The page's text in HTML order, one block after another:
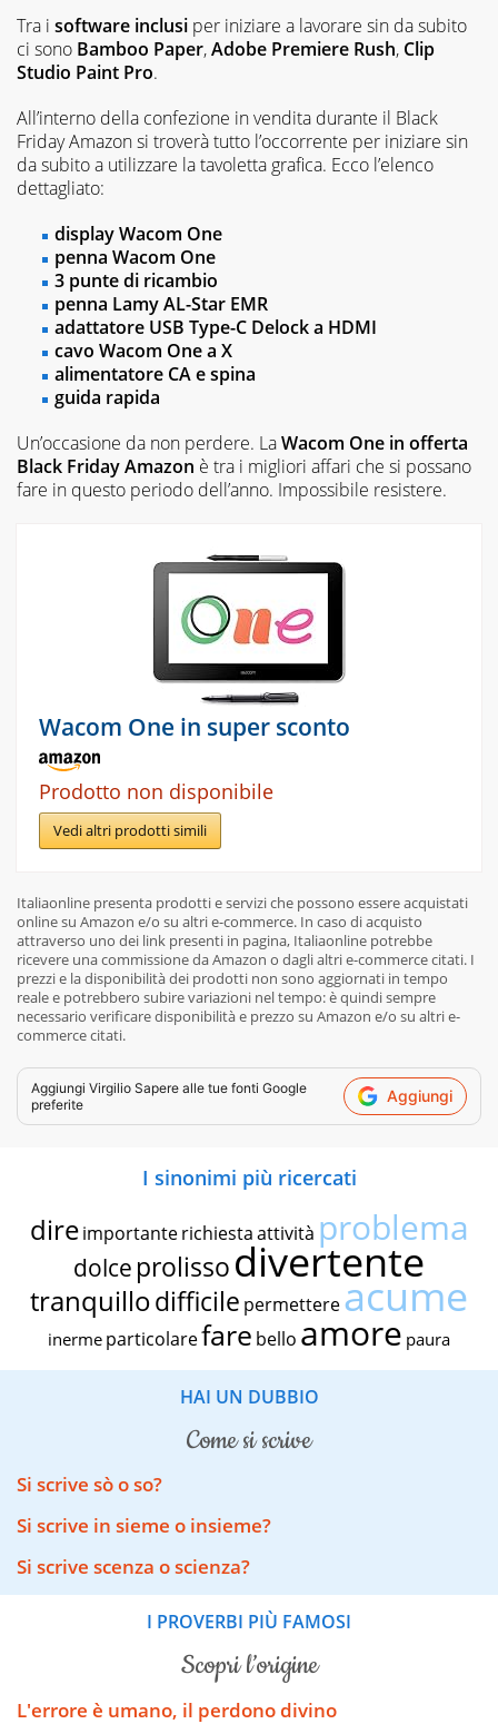
Tra i software inclusi per iniziare a lavorare sin da subito
ci sono Bamboo Paper,Adobe Premiere Rush, Clip
Studio Paint Pro.
All’interno della confezione in vendita durante il Black
Friday Amazon si troverà tutto l’occorrente per iniziare sin
da subito a utilizzare la tavoletta grafica. Ecco l’elenco
dettagliato:
display Wacom One
penna Wacom One
3 punte di ricambio
penna Lamy AL-Star EMR
adattatore USB Type-C Delock a HDMI
cavo Wacom One a X
alimentatore CA e spina
guida rapida
Un’occasione da non perdere. LaWacom One in offerta
Black Friday Amazon è tra i migliori affari che si possano
fare in questo periodo dell’anno. Impossibile resistere.
Wacom One in super sconto
Prodotto non disponibile
Vedi altri prodotti simili
Italiaonline presenta prodotti e servizi che possono essere acquistati
online su Amazon e/o su altri e-commerce. In caso di acquisto
attraverso uno dei link presenti in pagina, Italiaonline potrebbe
ricevere una commissione da Amazon o dagli altri e-commerce citati. I
prezzi e la disponibilità dei prodotti non sono aggiornati in tempo
reale e potrebbero subire variazioni nel tempo: è quindi sempre
necessario verificare disponibilità e prezzo su Amazon e/o su altri e-
commerce citati.
Aggiungi Virgilio Sapere alle tue fonti Google
preferite
Aggiungi
I sinonimi più ricercati
dire importante richiestaattività problema
dolce prolissodivertente
tranquillodifficile permettereacume
inerme particolarefare bello amore paura
HAI UN DUBBIO
come si scrive
Si scrive sò o so?
Si scrive in sieme o insieme?
Si scrive scenza o scienza?
I PROVERBI PIÙ FAMOSI
scopri l’origine
L'errore è umano, il perdono divino